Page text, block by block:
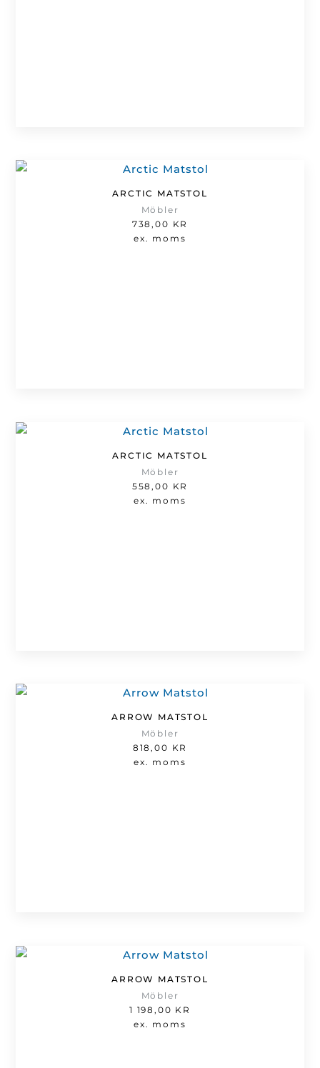
ARCTIC MATSTOL
Möbler
738,00 KR
ex. moms
ARCTIC MATSTOL
Möbler
558,00 KR
ex. moms
ARROW MATSTOL
Möbler
818,00 KR
ex. moms
ARROW MATSTOL
Möbler
1 198,00 KR
ex. moms